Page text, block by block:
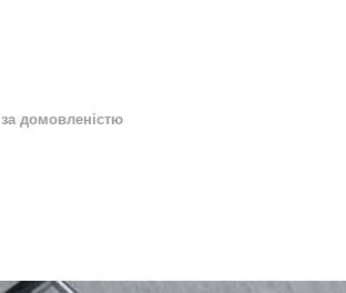
за домовленістю